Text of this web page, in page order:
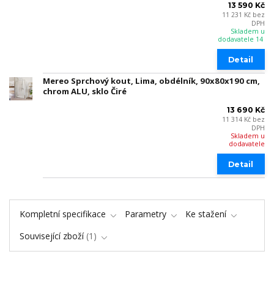
13 590 Kč
11 231 Kč bez
DPH
Skladem u
dodavatele 14
Detail
Mereo Sprchový kout, Lima, obdélník, 90x80x190 cm,
chrom ALU, sklo Čiré
13 690 Kč
11 314 Kč bez
DPH
Skladem u
dodavatele
Detail
Kompletní specifikace Parametry
Ke stažení
Související zboží 1